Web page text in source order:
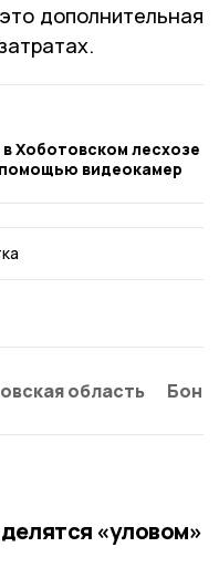
дополнительная
Хоботовском лесхозе
помощью видеокамер
область
«уловом»